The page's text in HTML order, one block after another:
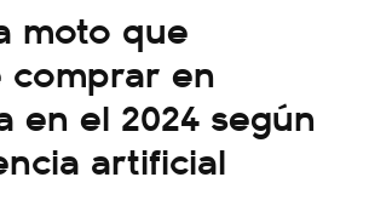
moto que
comprar en
en el 2024 según
artificial